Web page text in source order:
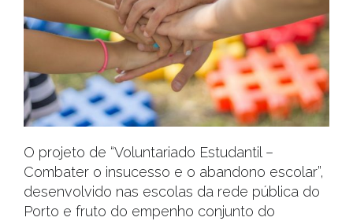
ESCOLAR
O projeto de “Voluntariado Estudantil –
Combater o insucesso e o abandono escolar”,
desenvolvido nas escolas da rede pública do
Porto e fruto do empenho conjunto do